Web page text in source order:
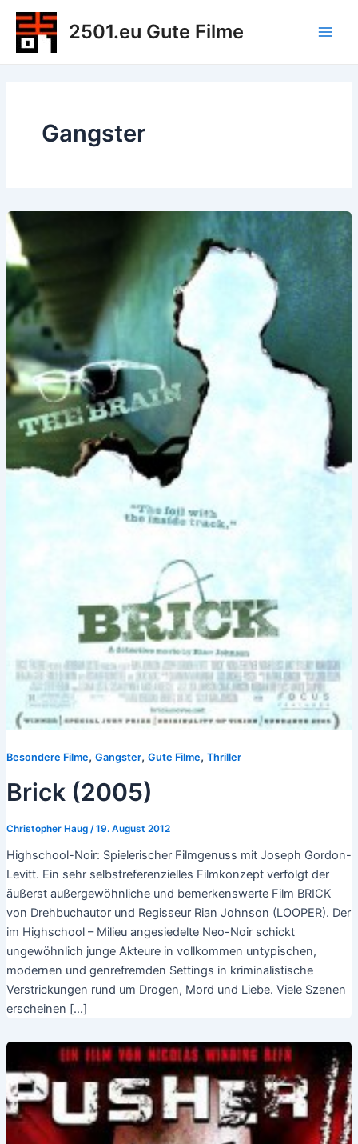
Zum
Inhalt
springen
2501.eu Gute Filme
Gangster
Besondere Filme, Gangster, Gute Filme, Thriller
Brick (2005)
Christopher Haug /19. August 2012
Highschool-Noir: Spielerischer Filmgenuss mit Joseph Gordon-
Levitt. Ein sehr selbstreferenzielles Filmkonzept verfolgt der
äußerst außergewöhnliche und bemerkenswerte Film BRICK
von Drehbuchautor und Regisseur Rian Johnson (LOOPER). Der
im Highschool – Milieu angesiedelte Neo-Noir schickt
ungewöhnlich junge Akteure in vollkommen untypischen,
modernen und genrefremden Settings in kriminalistische
Verstrickungen rund um Drogen, Mord und Liebe. Viele Szenen
erscheinen […]